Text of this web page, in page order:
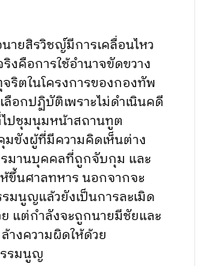
ายสิรวิชญ์มีการเคลื่อนไหว
งคือการใช้อำนาจขัดขวาง
ริตในโครงการของกองทัพ
อกปฏิบัติเพราะไม่ดำเนินคดี
ปชุมนุมหน้าสถานทูต
มขังผู้ที่มีความคิดเห็นต่าง
รมานบุคคลที่ถูกจับกุม และ
ขึ้นศาลทหาร นอกจากจะ
มนูญแล้วยังเป็นการละเมิด
แต่กำลังจะถูกนายมีชัยและ
างความผิดให้ด้วย
รมนูญ